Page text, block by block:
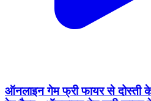
ऑनलाइन गेम फ्री फायर से दोस्ती